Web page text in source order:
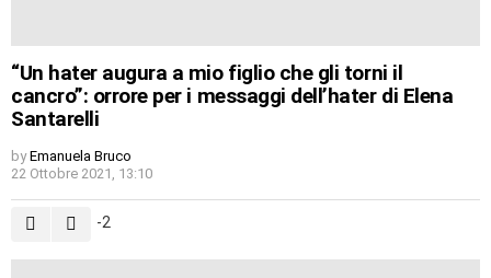
“Un hater augura a mio figlio che gli torni il
cancro”: orrore per i messaggi dell’hater di Elena
Santarelli
by Emanuela Bruco
22 Ottobre 2021, 13:10
-2